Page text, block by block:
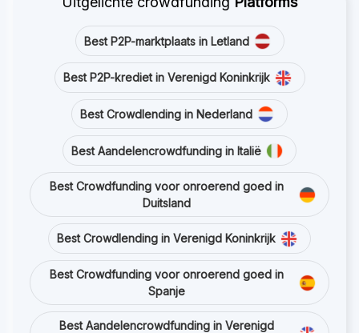
Best P2P-marktplaats in Letland
Best P2P-krediet in Verenigd Koninkrijk
Best Crowdlending in Nederland
Best Aandelencrowdfunding in Italië
Best Crowdfunding voor onroerend goed in
Duitsland
Best Crowdlending in Verenigd Koninkrijk
Best Crowdfunding voor onroerend goed in
Spanje
Best Aandelencrowdfunding in Verenigd